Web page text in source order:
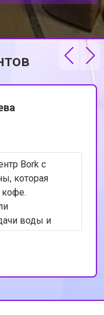
Bork с
которая
кофе.
воды и
Спасибо